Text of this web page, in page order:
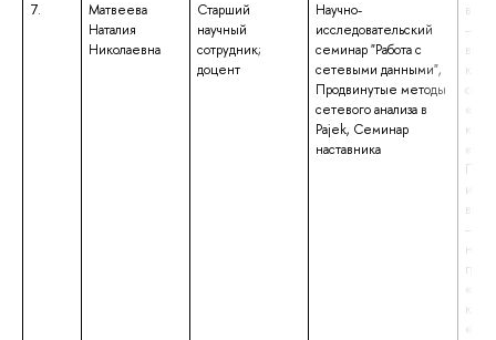
7.
Матвеева
Наталия
Николаевна
Старший
научный
сотрудник;
доцент
Научно-
исследовательский
семинар "Работа с
сетевыми данными",
Продвинутые методы
сетевого анализа в
Pajek, Семинар
наставника
–
–